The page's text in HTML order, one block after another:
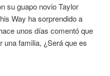
su guapo novio Taylor
Way ha sorprendido a
unos días comentó que
una familia, ¿Será que es